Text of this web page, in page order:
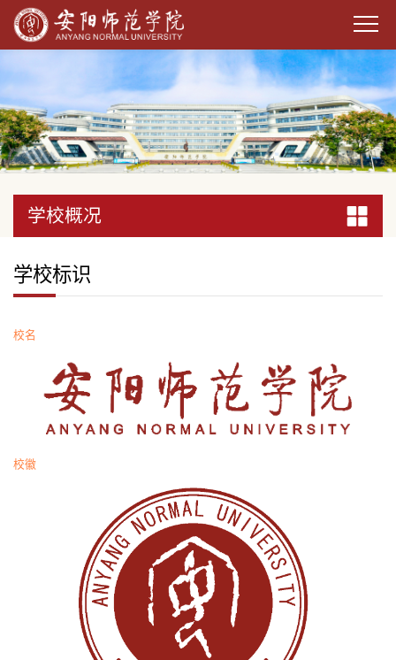
学校概况
学校概况
学校概况
学校概况
学校概况
学校概况
学校概况
学校概况
学校概况
学校概况
学校概况
学校概况
学校概况
学校概况
学校概况
学校概况